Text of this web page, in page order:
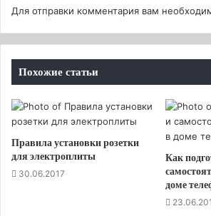
закрыта изоляционным
Есть модификация ВБбШвнг.
две буквы «нг» означают
есть не поддерживающий
горения. Для этого
поясной изолирующий слой
специального ПВХ, который
Для отправки комментария вам
Похожие статьи
Правила установки розетки
для электроплиты
30.06.2017
Как
доме